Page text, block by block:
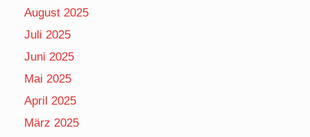
August 2025
Juli 2025
Juni 2025
Mai 2025
April 2025
März 2025